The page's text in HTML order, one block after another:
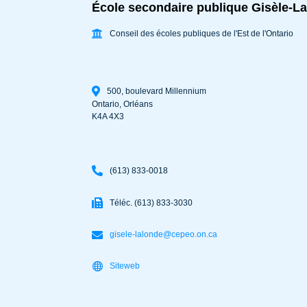
École secondaire publique Gisèle-
Conseil des écoles publiques de l'Est de l'Ontario
500, boulevard Millennium
Ontario,Orléans
K4A 4X3
(613) 833-0018
Téléc. (613) 833-3030
gisele-lalonde@cepeo.on.ca
Siteweb